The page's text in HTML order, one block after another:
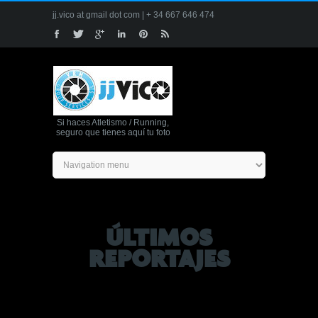
jj.vico at gmail dot com | + 34 667 646 474
Si haces Atletismo / Running,
seguro que tienes aquí tu foto
ÚLTIMOS
REPORTAJES